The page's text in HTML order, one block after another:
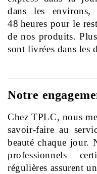
dans les
48 heures pour le
de nos produits.
sont livrées dans les
Notre
Chez TPLC, nous
savoir-faire au
beauté chaque jour.
professionnels
régulières assurent